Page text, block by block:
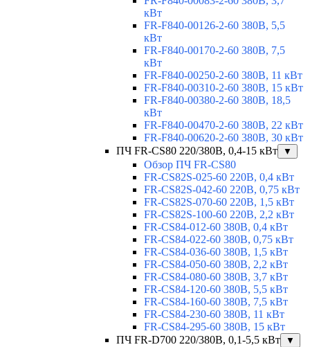
кВт
FR-F840-00126-2-60 380В, 5,5
кВт
FR-F840-00170-2-60 380В, 7,5
кВт
FR-F840-00250-2-60 380В, 11 кВт
FR-F840-00310-2-60 380В, 15 кВт
FR-F840-00380-2-60 380В, 18,5
кВт
FR-F840-00470-2-60 380В, 22 кВт
FR-F840-00620-2-60 380В, 30 кВт
ПЧ FR-CS80 220/380В, 0,4-15 кВт
▼
Обзор ПЧ FR-CS80
FR-CS82S-025-60 220В, 0,4 кВт
FR-CS82S-042-60 220В, 0,75 кВт
FR-CS82S-070-60 220В, 1,5 кВт
FR-CS82S-100-60 220В, 2,2 кВт
FR-CS84-012-60 380В, 0,4 кВт
FR-CS84-022-60 380В, 0,75 кВт
FR-CS84-036-60 380В, 1,5 кВт
FR-CS84-050-60 380В, 2,2 кВт
FR-CS84-080-60 380В, 3,7 кВт
FR-CS84-120-60 380В, 5,5 кВт
FR-CS84-160-60 380В, 7,5 кВт
FR-CS84-230-60 380В, 11 кВт
FR-CS84-295-60 380В, 15 кВт
ПЧ FR-D700 220/380В, 0,1-5,5 кВт
▼